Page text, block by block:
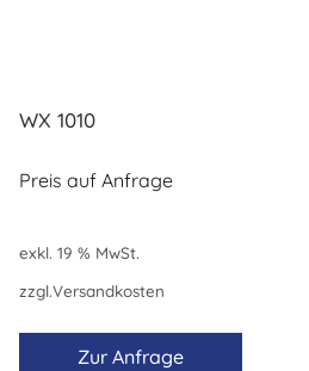
WX 1010
Preis auf Anfrage
exkl. 19 % MwSt.
zzgl.Versandkosten
Zur Anfrage